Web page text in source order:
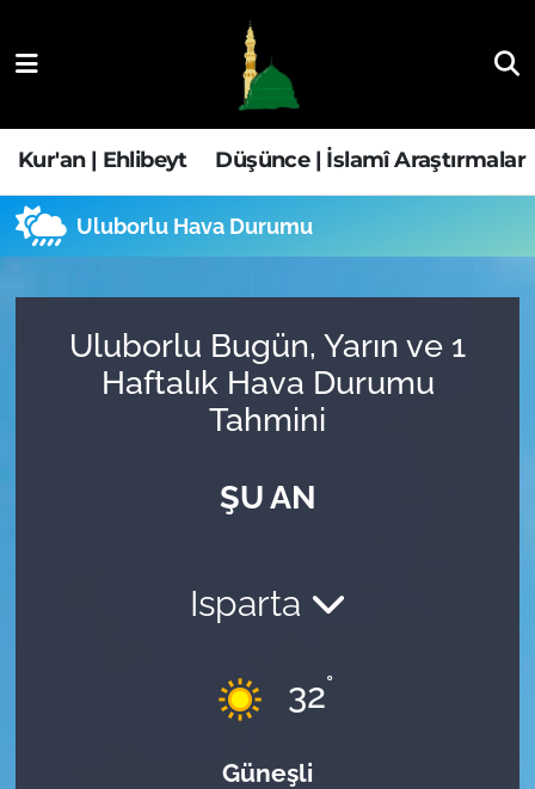
Kur'an | Ehlibeyt Düşünce | İslamî Araştırmalar
Uluborlu Hava Durumu
Uluborlu Bugün, Yarın ve 1
Haftalık Hava Durumu
Tahmini
ŞU AN
Isparta
32°
Güneşli
Düşünce | İslamî Araştırmalar
Ehla-Der Haber
Fıkıh | Ahkam
Hava Durumu
Trafik Durumu
Tüm Manşetler
Son Dakika Haberleri